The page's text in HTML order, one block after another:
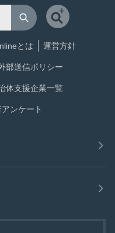
とは 運営方針
部送信ポリシー
体支援企業一覧
ンケート